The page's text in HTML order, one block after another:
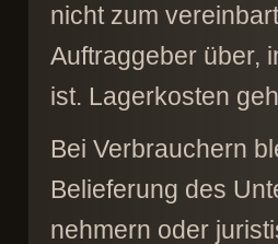
nicht zum
Auftraggeber über,
ist. Lagerkosten
Bei Verbrauchern
Belieferung des
nehmern oder